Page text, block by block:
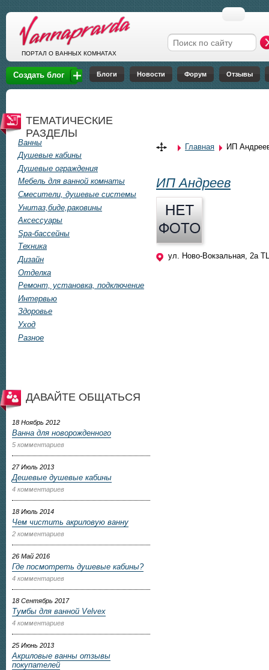
ПОРТАЛ О ВАННЫХ КОМНАТАХ Форма поиска
Создать блог Блоги Новости Форум Отзывы
ТЕМАТИЧЕСКИЕ
РАЗДЕЛЫ
Ванны
Душевые кабины
Душевые ограждения
Мебель для ванной комнаты
Смесители, душевые системы
Унитаз,биде,раковины
Аксессуары
Spa-бассейны
Техника
Дизайн
Отделка
Ремонт, установка, подключение
Интервью
Здоровье
Уход
Разное
ДАВАЙТЕ ОБЩАТЬСЯ
18 Ноябрь 2012
Ванна для новорожденного
5 комментариев
27 Июль 2013
Дешевые душевые кабины
4 комментариев
18 Июль 2014
Чем чистить акриловую ванну
2 комментариев
26 Май 2016
Где посмотреть душевые кабины?
4 комментариев
18 Сентябрь 2017
Тумбы для ванной Velvex
4 комментариев
25 Июнь 2013
Акриловые ванны отзывы
покупателей
Вы здесь
Главная ИП
ИП Андреев
ул. Ново-Вокзальная, 2а